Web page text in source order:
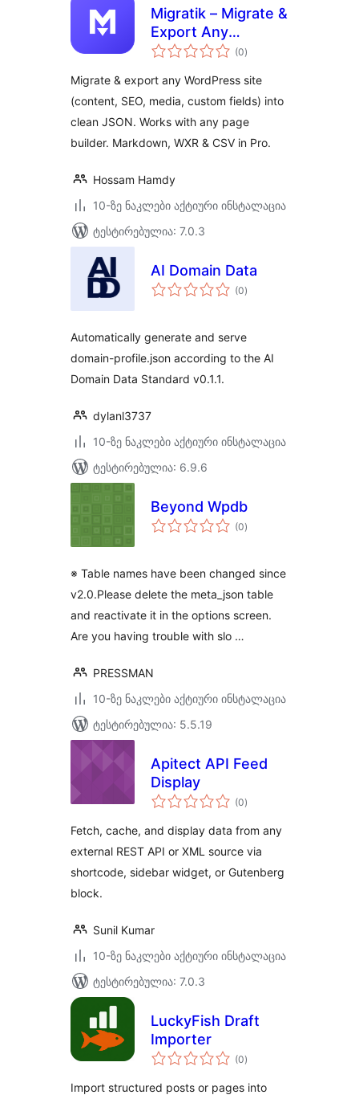
Migratik – Migrate &
Export Any
WordPress Site
(0საერთო
რეიტინგი
)
Migrate & export any WordPress site
(content, SEO, media, custom fields) into
clean JSON. Works with any page
builder. Markdown, WXR & CSV in Pro.
Hossam Hamdy
10-ზე ნაკლები აქტიური ინსტალაცია
ტესტირებულია: 7.0.3
AI Domain Data
(0საერთო
რეიტინგი
)
Automatically generate and serve
domain-profile.json according to the AI
Domain Data Standard v0.1.1.
dylanl3737
10-ზე ნაკლები აქტიური ინსტალაცია
ტესტირებულია: 6.9.6
Beyond Wpdb
(0საერთო
რეიტინგი
)
※ Table names have been changed since
v2.0.Please delete the meta_json table
and reactivate it in the options screen.
Are you having trouble with slo …
PRESSMAN
10-ზე ნაკლები აქტიური ინსტალაცია
ტესტირებულია: 5.5.19
Apitect API Feed
Display
(0საერთო
რეიტინგი
)
Fetch, cache, and display data from any
external REST API or XML source via
shortcode, sidebar widget, or Gutenberg
block.
Sunil Kumar
10-ზე ნაკლები აქტიური ინსტალაცია
ტესტირებულია: 7.0.3
LuckyFish Draft
Importer
(0საერთო
რეიტინგი
)
Import structured posts or pages into